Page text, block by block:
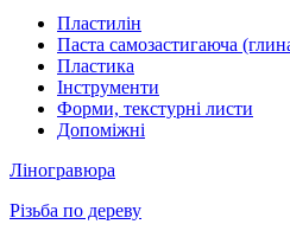
Пластилін
Паста самозастигаюча
Пластика
Інструменти
Форми, текстурні листи
Допоміжні
Ліногравюра
Різьба по дереву